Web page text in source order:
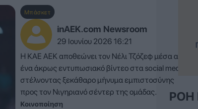
Μπάσκετ
inAEK.com Newsroom
29 Ιουνίου 2026 16:21
Η ΚΑΕ ΑΕΚ αποθεώνει τον Νέλι Τζόζεφ μέσα από
ένα άκρως εντυπωσιακό βίντεο στα social media,
στέλνοντας ξεκάθαρο μήνυμα εμπιστοσύνης
προς τον Νιγηριανό σέντερ της ομάδας.
Κοινοποίηση
ΡΟΉ